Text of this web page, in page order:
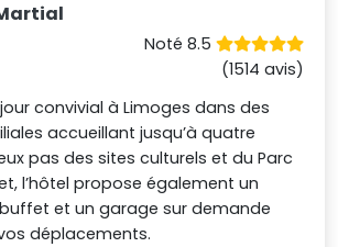
Noté 8.5
(1514 avis)
convivial à Limoges dans des
accueillant jusqu’à quatre
pas des sites culturels et du Parc
l’hôtel propose également un
et un garage sur demande
déplacements.